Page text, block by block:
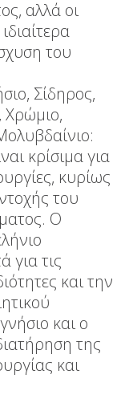
αλλά οι
του
Σίδηρος,
Χρώμιο,
κρίσιμα για
κυρίως
του
Ο
για τις
και την
και ο
της
και